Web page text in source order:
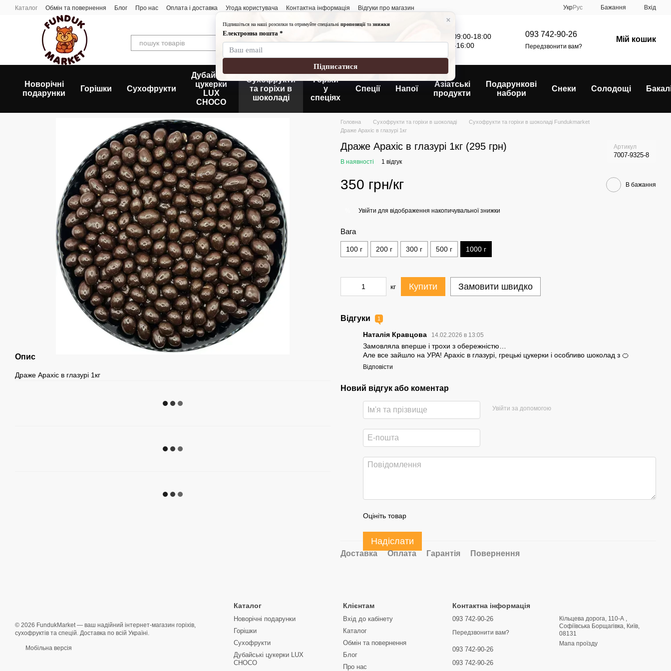
Перейти до основного контенту
Каталог Обмін та повернення Блог Про нас Оплата і доставка Угода користувача Контактна інформація Відгуки про магазин УкрРус Бажання Вхід
Графік роботи:
Понеділок-п'ятниця: 09:00-18:00
Субота-неділя: 10:00-16:00
093 742-90-26
Передзвонити вам?
Мій кошик
Новорічні
подарунки
Горішки Сухофрукти
Дубайські
цукерки
LUX
CHOCO
Сухофрукти
та горіхи в
шоколаді
Горіхи
у
спеціях
Спеції Напої
Азіатські
продукти
Подарункові
набори
Снеки Солодощі
Опис
Драже Арахіс в глазурі 1кг
Головна Сухофрукти та горіхи в шоколаді
Сухофрукти та горіхи в шоколаді Fundukmarket
Драже Арахіс в глазурі 1кг
Драже Арахіс в глазурі 1кг (295 грн) Артикул
7007-9325-8
В наявності 1 відгук
350 грн/кг В бажання
Увійти для відображення накопичувальної знижки
Вага
100 г 200 г 300 г 500 г 1000 г
кг Купити Замовити швидко
Відгуки 1
Наталія Кравцова 14.02.2026 в 13:05
Замовляла вперше і трохи з обережністю…
Але все зайшло на УРА! Арахіс в глазурі, грецькі цукерки і особливо шоколад з 🍊
Відповісти
Новий відгук або коментар
Увійти за допомогою
Оцініть товар
Надіслати
Доставка Оплата Гарантія Повернення
© 2026 FundukMarket — ваш надійний інтернет-магазин горіхів,
сухофруктів та спецій. Доставка по всій Україні.
Мобільна версія
Каталог
Новорічні подарунки
Горішки
Сухофрукти
Дубайські цукерки LUX
CHOCO
Клієнтам
Вхід до кабінету
Каталог
Обмін та повернення
Блог
Про нас
Контактна інформація
093 742-90-26
Передзвонити вам?
093 742-90-26
093 742-90-26
Кільцева дорога, 110-А ,
Софіївська Борщагівка, Київ,
08131
Мапа проїзду